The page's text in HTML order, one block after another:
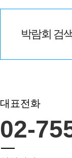
박람회 검
대표전화
02-